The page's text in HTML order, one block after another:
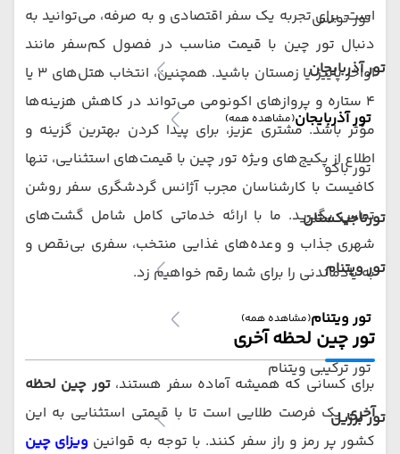
تور تونس
تور آذربایجان
تور آذربایجان(مشاهده همه)
تور باکو
تورتاجیکستان
تور ویتنام
تور ویتنام(مشاهده همه)
تور ترکیبی ویتنام
تور برزیل
است. برای تجربه یک سفر اقتصادی و به صرفه، می‌توانید به
دنبال تور چین با قیمت مناسب در فصول کم‌سفر مانند
اواخر پاییز یا زمستان باشید. همچنین، انتخاب هتل‌های ۳ یا
۴ ستاره و پروازهای اکونومی می‌تواند در کاهش هزینه‌ها
مؤثر باشد. مشتری عزیز، برای پیدا کردن بهترین گزینه و
اطلاع از پکیج‌های ویژه تور چین با قیمت‌های استثنایی، تنها
کافیست با کارشناسان مجرب آژانس گردشگری سفر روشن
تماس بگیرید. ما با ارائه خدماتی کامل شامل گشت‌های
شهری جذاب و وعده‌های غذایی منتخب، سفری بی‌نقص و
به یادماندنی را برای شما رقم خواهیم زد.
تور چین لحظه آخری
برای کسانی که همیشه آماده سفر هستند،تور چین لحظه
آخرییک فرصت طلایی است تا با قیمتی استثنایی به این
کشور پر رمز و راز سفر کنند. با توجه به قوانین ویزای چین